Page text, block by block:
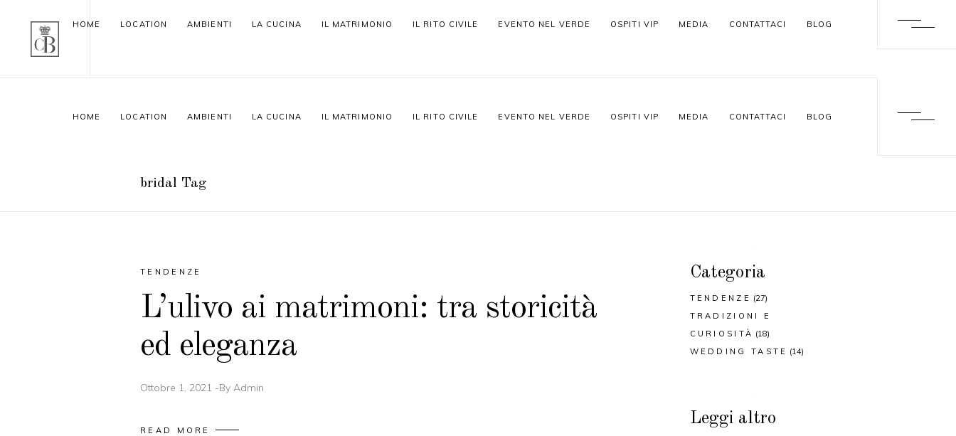
HOME LOCATION AMBIENTI LA CUCINA IL MATRIMONIO IL RITO CIVILE EVENTO NEL VERDE OSPITI VIP MEDIA CONTATTACI BLOG
HOME LOCATION AMBIENTI LA CUCINA IL MATRIMONIO IL RITO CIVILE EVENTO NEL VERDE OSPITI VIP MEDIA CONTATTACI BLOG
bridal Tag
TENDENZE
L’ulivo ai matrimoni: tra storicità
ed eleganza
Ottobre 1, 2021 By Admin
READ MORE
Categoria
TENDENZE (27)
TRADIZIONI E
CURIOSITÀ (18)
WEDDING TASTE (14)
Leggi altro